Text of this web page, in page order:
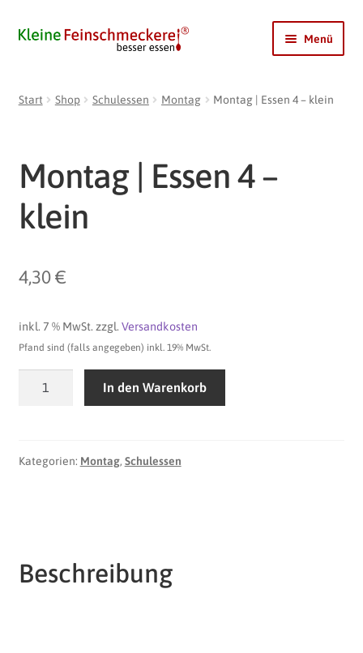
Zur
Zum
Menü
Coldy
LimoBase
Kontakt
Start Shop Schulessen Montag Montag | Essen 4 – klein
Montag | Essen 4 –
klein
4,30€
inkl. 7 % MwSt. zzgl. Versandkosten
Pfand sind (falls angegeben) inkl. 19% MwSt.
-
In den Warenkorb
Kategorien: Montag, Schulessen
Beschreibung